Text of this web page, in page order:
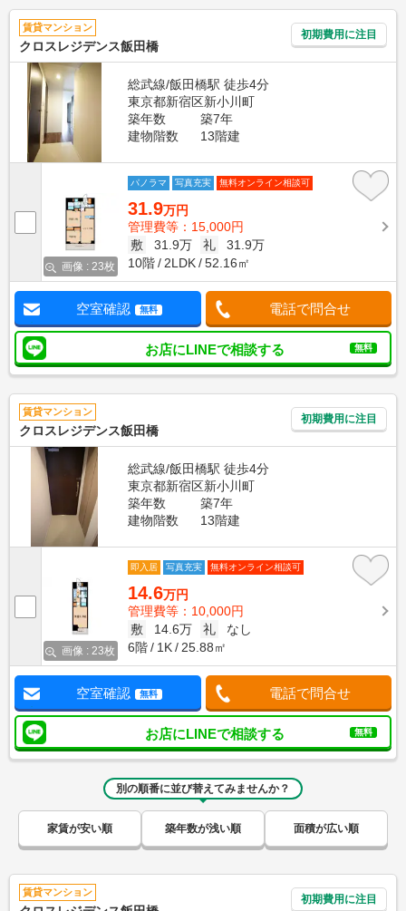
賃貸マンション
クロスレジデンス飯田橋
初期費用に注目
総武線/飯田橋駅 徒歩4分
東京都新宿区新小川町
築年数
築7年
建物階数
13階建
画像 : 23枚
パノラマ 写真充実 無料オンライン相談可
31.9万円
管理費等：15,000円
敷
31.9万 礼
31.9万
10階
2LDK 52.16㎡
空室確認 無料 電話で問合せ
お店にLINEで相談する 無料
賃貸マンション
クロスレジデンス飯田橋
初期費用に注目
総武線/飯田橋駅 徒歩4分
東京都新宿区新小川町
築年数
築7年
建物階数
13階建
画像 : 23枚
即入居 写真充実 無料オンライン相談可
14.6万円
管理費等：10,000円
敷
14.6万 礼
なし
6階
1K 25.88㎡
空室確認 無料 電話で問合せ
お店にLINEで相談する 無料
別の順番に並び替えてみませんか？
家賃が安い順 築年数が浅い順 面積が広い順
賃貸マンション
初期費用に注目